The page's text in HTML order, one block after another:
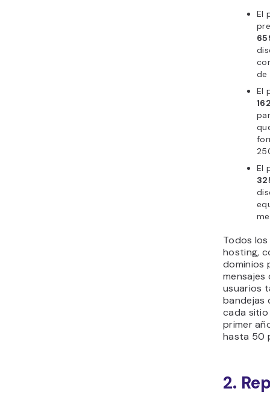
El
de
El
El
Todos
hosting,
dominios
mensajes
usuarios
bandejas
cada
primer
hasta 50
2.